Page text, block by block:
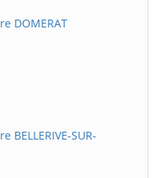
DOMERAT
SUR-